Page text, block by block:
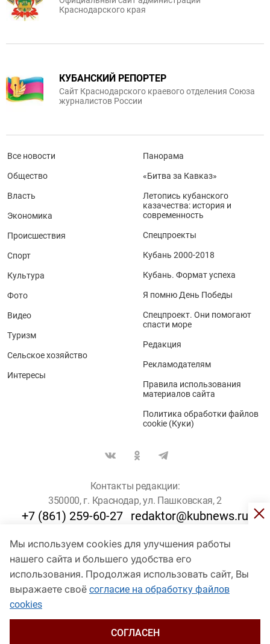
Мы используем cookies для улучшения работы
нашего сайта и большего удобства его
использования. Продолжая использовать сайт, Вы
выражаете своё согласие на обработку файлов
cookies
СОГЛАСЕН
Краснодарского края
КУБАНСКИЙ РЕПОРТЕР
Сайт Краснодарского краевого отделения Союза
журналистов России
Все новости
Общество
Власть
Экономика
Происшествия
Спорт
Культура
Фото
Видео
Туризм
Сельское хозяйство
Интересы
Панорама
«Битва за Кавказ»
Летопись кубанского
казачества: история и
современность
Спецпроекты
Кубань 2000-2018
Кубань. Формат успеха
Я помню День Победы
Спецпроект. Они помогают
спасти море
Редакция
Рекламодателям
Правила использования
материалов сайта
Политика обработки файлов
cookie (Куки)
Контакты редакции:
350000, г. Краснодар, ул. Пашковская, 2
+7 (861) 259-60-27 redaktor@kubnews.ru
Для пользователей старше 16 лет
© Кубанские Новости, 2017
Сетевое издание «kubnews» зарегистрировано Федеральной
службой по надзору в сфере связи, информационных технологий
и массовых коммуникаций (Роскомнадзор). Регистрационный
Пашковская, 2). Главный редактор – Филиппов О. Ю.